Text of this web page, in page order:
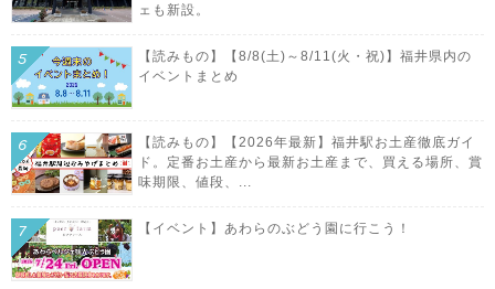
ェも新設。
【読みもの】【8/8(土)～8/11(火・祝)】福井県内の
イベントまとめ
【読みもの】【2026年最新】福井駅お土産徹底ガイ
ド。定番お土産から最新お土産まで、買える場所、賞
味期限、値段、...
【イベント】あわらのぶどう園に行こう！